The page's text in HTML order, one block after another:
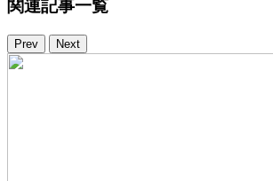
関連記事一覧
Prev Next